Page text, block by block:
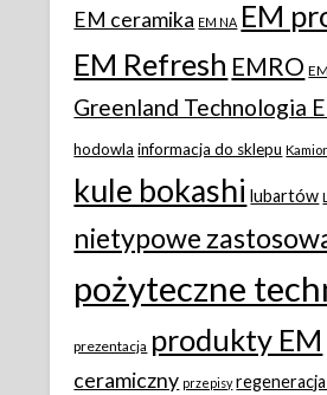
EM ceramika EM NA EM
EM Refresh EMRO
Greenland Technologia
hodowla informacja do sklepu
kule bokashi lubartów
nietypowe
pożyteczne
prezentacja produkty EM
ceramiczny przepisy